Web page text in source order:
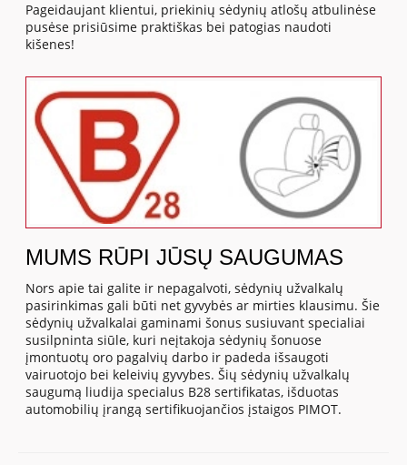
Pageidaujant klientui, priekinių sėdynių atlošų atbulinėse
pusėse prisiūsime praktiškas bei patogias naudoti
kišenes!
MUMS RŪPI JŪSŲ SAUGUMAS
Nors apie tai galite ir nepagalvoti, sėdynių užvalkalų
pasirinkimas gali būti net gyvybės ar mirties klausimu. Šie
sėdynių užvalkalai gaminami šonus susiuvant specialiai
susilpninta siūle, kuri neįtakoja sėdynių šonuose
įmontuotų oro pagalvių darbo ir padeda išsaugoti
vairuotojo bei keleivių gyvybes. Šių sėdynių užvalkalų
saugumą liudija specialus B28 sertifikatas, išduotas
automobilių įrangą sertifikuojančios įstaigos PIMOT.